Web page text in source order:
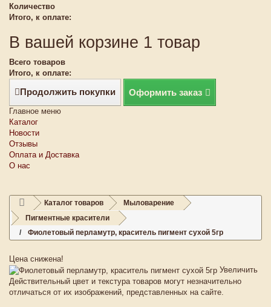
Количество
Итого, к оплате:
В вашей корзине 1 товар
Всего товаров
Итого, к оплате:
Продолжить покупки Оформить заказ
Главное меню
Каталог
Новости
Отзывы
Оплата и Доставка
О нас
Каталог товаров
Мыловарение
Пигментные красители
Фиолетовый перламутр, краситель пигмент сухой 5гр
Цена снижена!
Увеличить
Действительный цвет и текстура товаров могут незначительно
отличаться от их изображений, представленных на сайте.